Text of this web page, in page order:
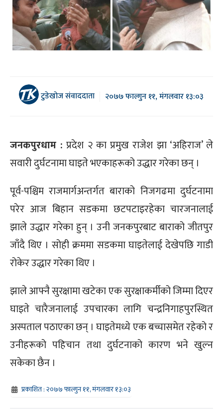
टुडेखोज संवाददाता २०७७ फाल्गुन ११, मंगलवार १३:०३
जनकपुरधाम : प्रदेश २ का प्रमुख राजेश झा ‘अहिराज’ ले
सवारी दुर्घटनामा घाइते भएकाहरूको उद्धार गरेका छन् ।
पूर्व-पश्चिम राजमार्गअन्तर्गत बाराको निजगढमा दुर्घटनामा
परेर आज बिहान सडकमा छटपटाइरहेका चारजनालाई
झाले उद्धार गरेका हुन् । उनी जनकपुरबाट बाराको जीतपुर
जाँदै थिए । सोही क्रममा सडकमा घाइतेलाई देखेपछि गाडी
रोकेर उद्धार गरेका थिए ।
झाले आफ्नै सुरक्षामा खटेका एक सुरक्षाकर्मीको जिम्मा दिएर
घाइते चारैजनालाई उपचारका लागि चन्द्रनिगाहपुरस्थित
अस्पताल पठाएका छन् । घाइतेमध्ये एक बच्चासमेत रहेको र
उनीहरूको पहिचान तथा दुर्घटनाको कारण भने खुल्न
सकेका छैन ।
प्रकाशित : २०७७ फाल्गुन ११, मंगलवार १३:०३